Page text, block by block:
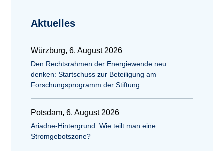
Aktuelles
Würzburg, 6. August 2026
Den Rechtsrahmen der Energiewende neu
denken: Startschuss zur Beteiligung am
Forschungsprogramm der Stiftung
Potsdam, 6. August 2026
Ariadne-Hintergrund: Wie teilt man eine
Stromgebotszone?